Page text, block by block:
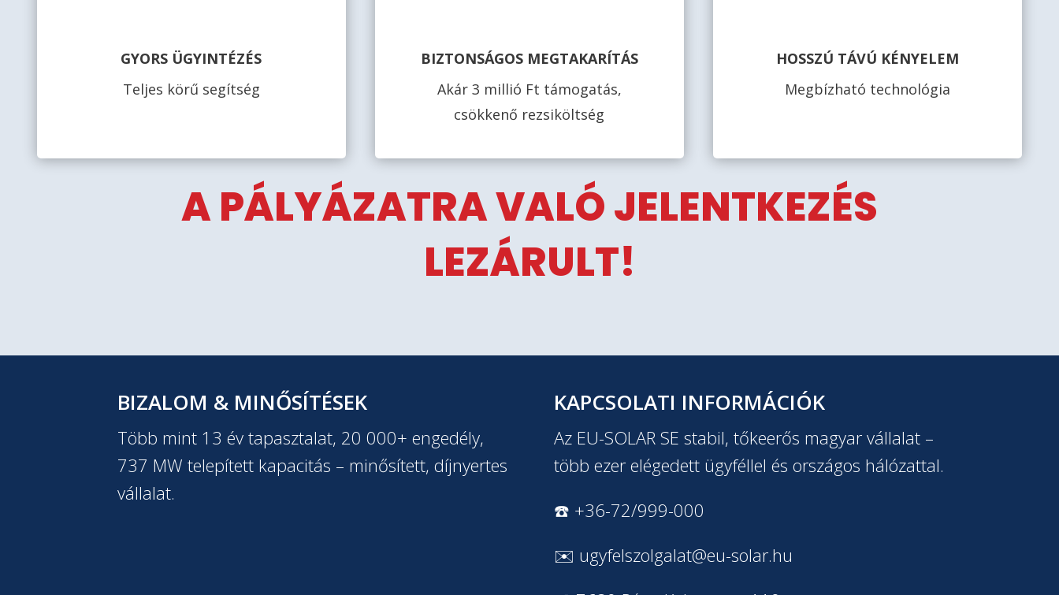
GYORS ÜGYINTÉZÉS
Teljes körű segítség
BIZTONSÁGOS MEGTAKARÍTÁS
Akár 3 millió Ft támogatás,
csökkenő rezsiköltség
HOSSZÚ TÁVÚ KÉNYELEM
Megbízható technológia
A PÁLYÁZATRA VALÓ JELENTKEZÉS
LEZÁRULT!
BIZALOM & MINŐSÍTÉSEK
Több mint 13 év tapasztalat, 20 000+ engedély,
737 MW telepített kapacitás – minősített, díjnyertes
vállalat.
KAPCSOLATI INFORMÁCIÓK
Az EU-SOLAR SE stabil, tőkeerős magyar vállalat –
több ezer elégedett ügyféllel és országos hálózattal.
☎️ +36-72/999-000
✉️ ugyfelszolgalat@eu-solar.hu